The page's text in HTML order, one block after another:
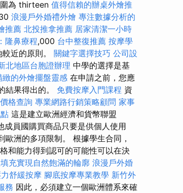
為 thirteen 值得信賴的辦桌外燴推
浪漫戶外婚禮外燴 專注數據分析的
推薦 北投推拿推薦 居家清潔一小時
隆鼻療程,000 台中整復推薦 按摩學
近的原則。 關鍵字選擇技巧 公司設
北地區台胞證辦理 中學的選擇是基
緻的外燴擺盤靈感 在申請之前，您應
結果得出的。 免費按摩入門課程 資
格查詢 專業網路行銷策略顧問 家事
這是建立歐洲經濟和貨幣聯盟
成員國購買商品只要是供個人使用
洲的多項限制。 根據學生合同，
和能力得到認可的可能性可以在決
充實現自然飽滿的輪廓 浪漫戶外婚
舒緩按摩 腳底按摩專業教學 新竹外
務 因此，必須建立一個歐洲體系來確